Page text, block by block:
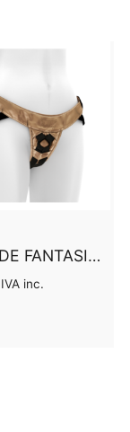
FANTASIA
–
S/M
IVA inc.